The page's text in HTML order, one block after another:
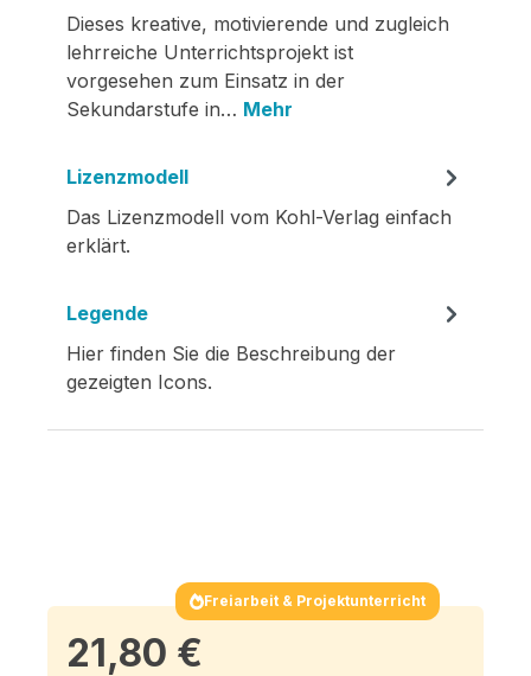
Dieses kreative, motivierende und zugleich
lehrreiche Unterrichtsprojekt ist
vorgesehen zum Einsatz in der
Sekundarstufe in… Mehr
Lizenzmodell
Das Lizenzmodell vom Kohl-Verlag einfach
erklärt.
Legende
Hier finden Sie die Beschreibung der
gezeigten Icons.
Freiarbeit & Projektunterricht
21,80 €